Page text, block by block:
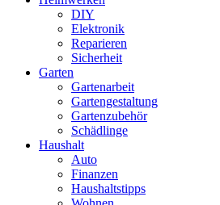
DIY
Elektronik
Reparieren
Sicherheit
Garten
Gartenarbeit
Gartengestaltung
Gartenzubehör
Schädlinge
Haushalt
Auto
Finanzen
Haushaltstipps